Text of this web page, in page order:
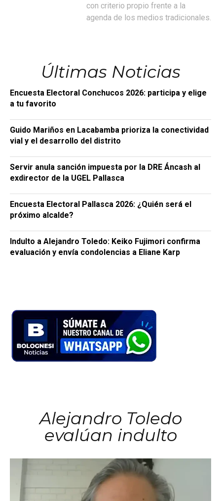
con criterio propio frente a la
agenda de los medios tradicionales.
Últimas Noticias
Encuesta Electoral Conchucos 2026: participa y elige
a tu favorito
Guido Mariños en Lacabamba prioriza la conectividad
vial y el desarrollo del distrito
Servir anula sanción impuesta por la DRE Áncash al
exdirector de la UGEL Pallasca
Encuesta Electoral Pallasca 2026: ¿Quién será el
próximo alcalde?
Indulto a Alejandro Toledo: Keiko Fujimori confirma
evaluación y envía condolencias a Eliane Karp
Alejandro Toledo
evalúan indulto